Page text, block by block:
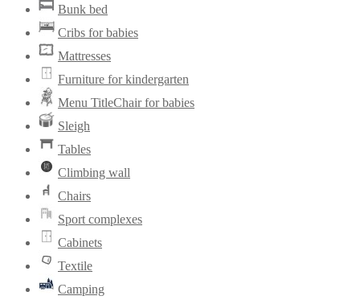
Bunk bed
Cribs for babies
Mattresses
Furniture for kindergarten
Menu TitleChair for babies
Sleigh
Tables
Climbing wall
Chairs
Sport complexes
Cabinets
Textile
Camping